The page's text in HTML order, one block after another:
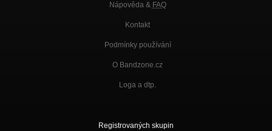
Nápověda & FAQ
Kontakt
Podmínky používání
O Bandzone.cz
Loga a dtp.
Registrovaných skupin